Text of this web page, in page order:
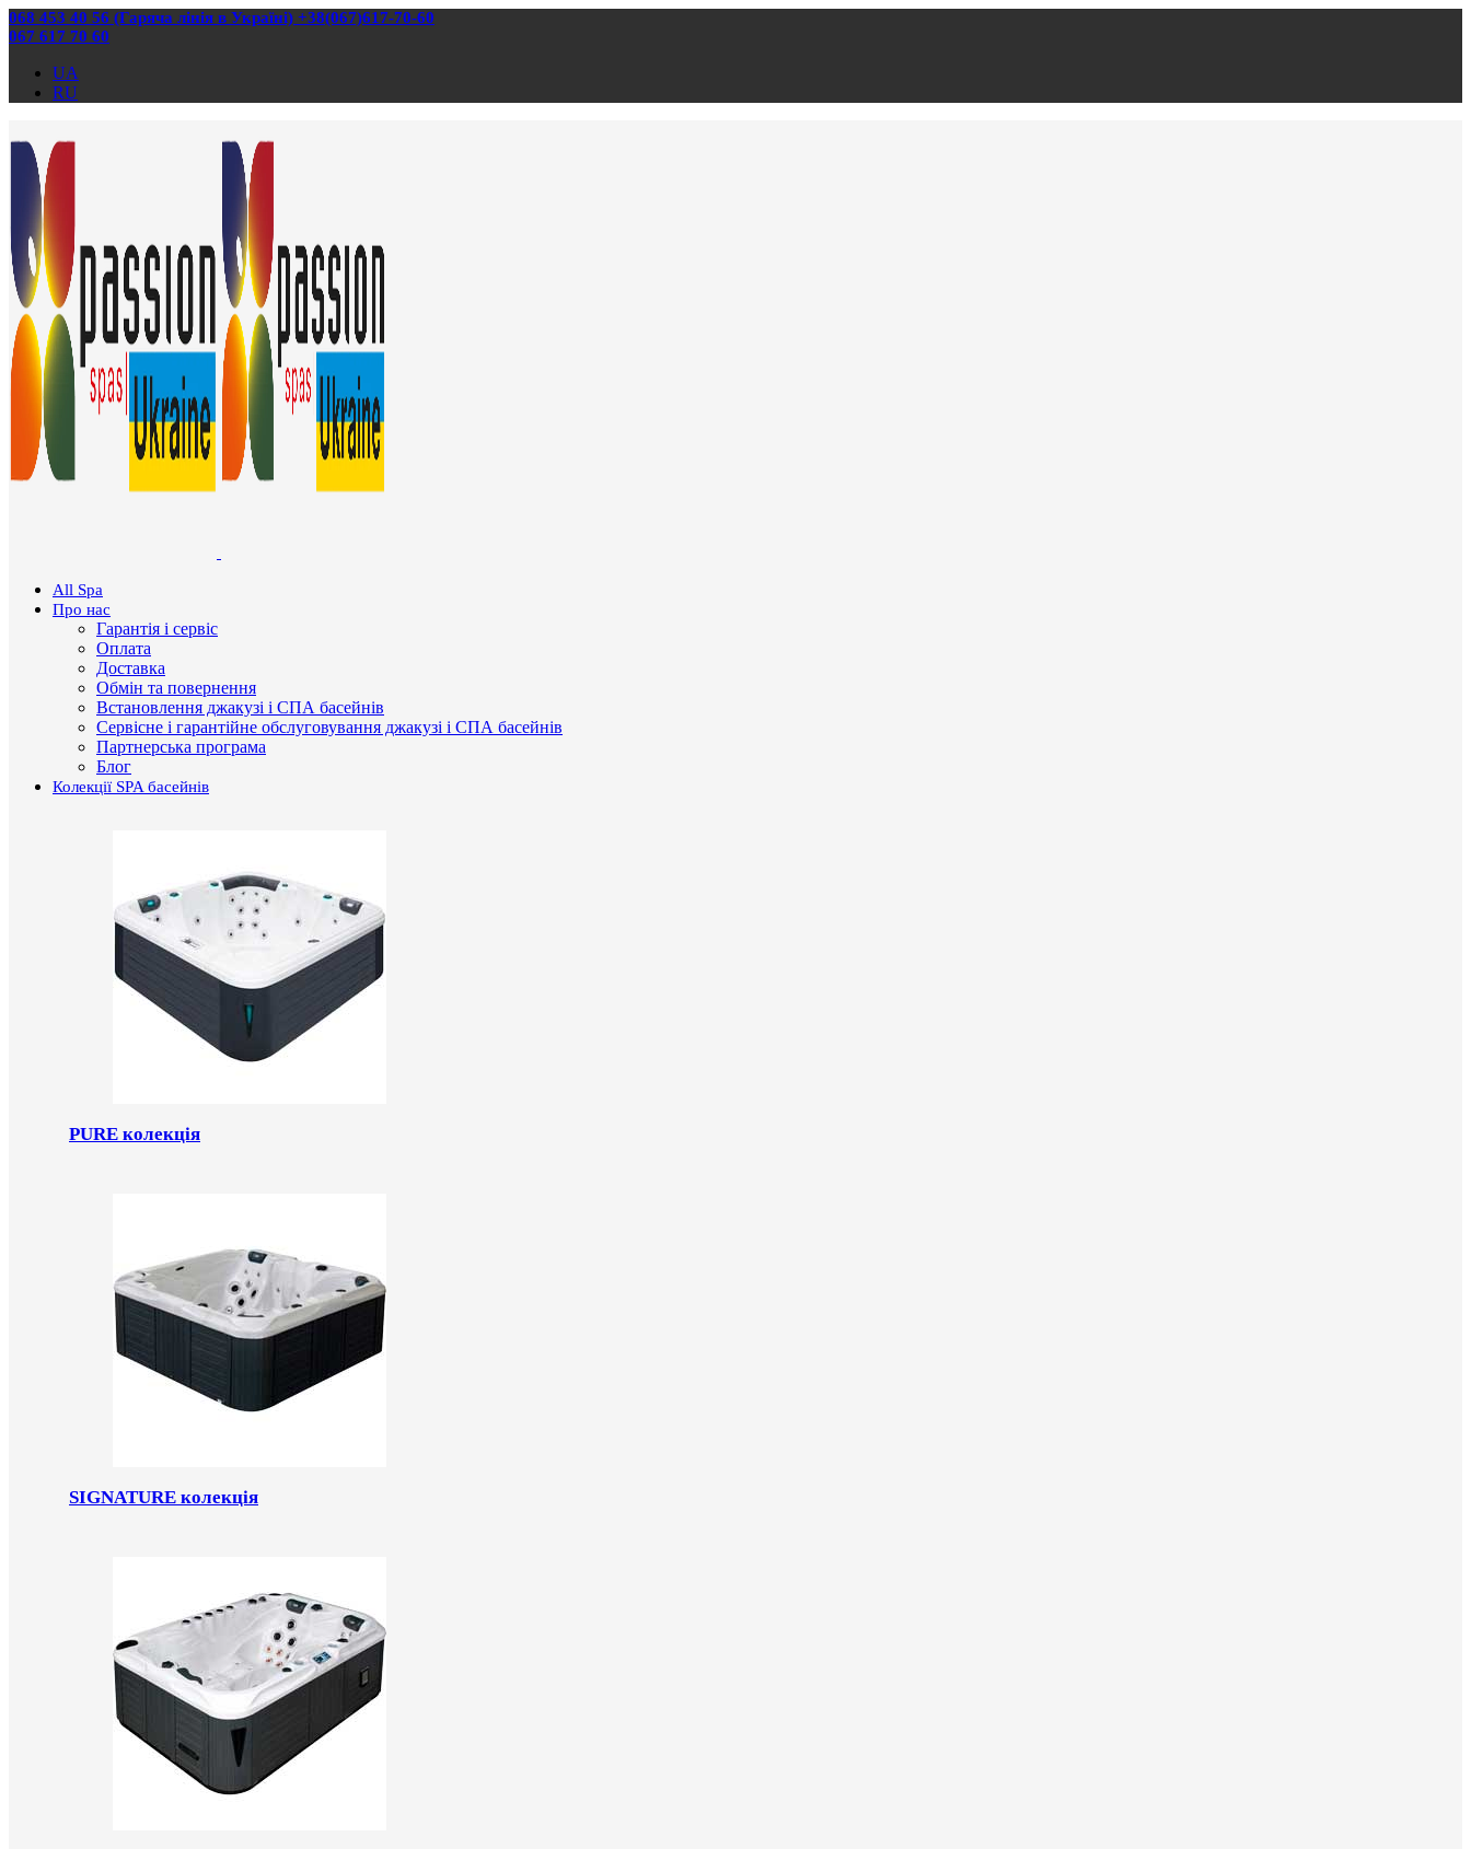
068 453 40 56 (Гаряча лінія в Україні) +38(067)617-70-60
067 617 70 60
UA
RU
All Spa
Про нас
Гарантія і сервіс
Оплата
Доставка
Обмін та повернення
Встановлення джакузі і СПА басейнів
Сервісне і гарантійне обслуговування джакузі і СПА басейнів
Партнерська програма
Блог
Колекції SPA басейнів
PURE колекція
SIGNATURE колекція